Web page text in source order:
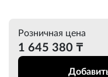
Розничная цена
1 645 380 ₸